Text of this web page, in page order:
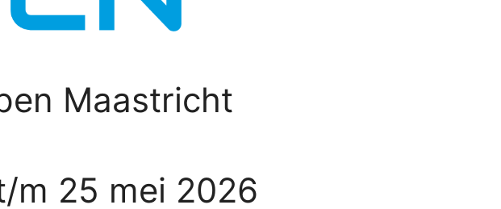
Maastricht
m 25 mei 2026